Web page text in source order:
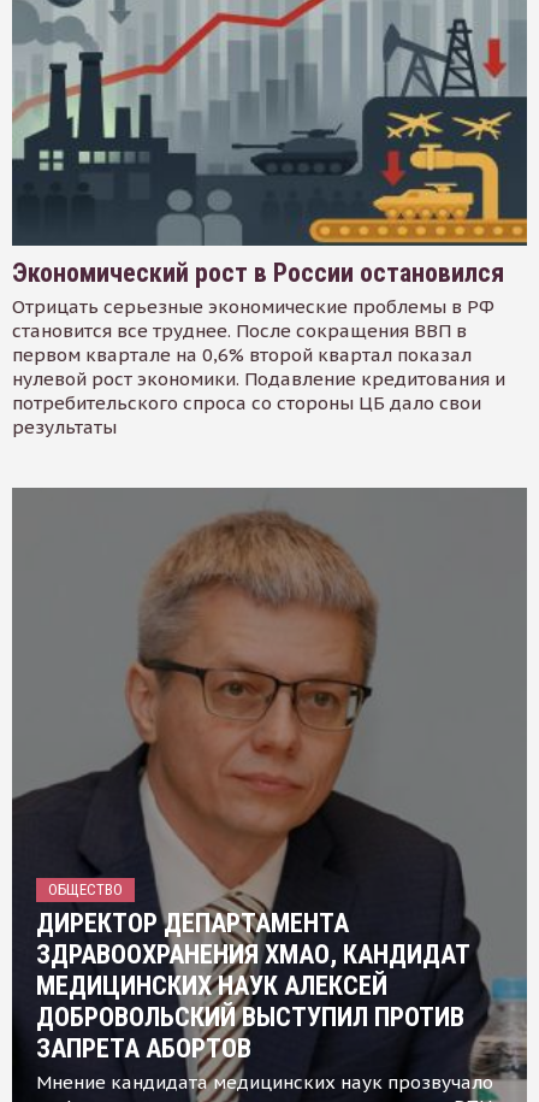
Экономический рост в России остановился
Отрицать серьезные экономические проблемы в РФ
становится все труднее. После сокращения ВВП в
первом квартале на 0,6% второй квартал показал
нулевой рост экономики. Подавление кредитования и
потребительского спроса со стороны ЦБ дало свои
результаты
ОБЩЕСТВО
ДИРЕКТОР ДЕПАРТАМЕНТА
ЗДРАВООХРАНЕНИЯ ХМАО, КАНДИДАТ
МЕДИЦИНСКИХ НАУК АЛЕКСЕЙ
ДОБРОВОЛЬСКИЙ ВЫСТУПИЛ ПРОТИВ
ЗАПРЕТА АБОРТОВ
Мнение кандидата медицинских наук прозвучало